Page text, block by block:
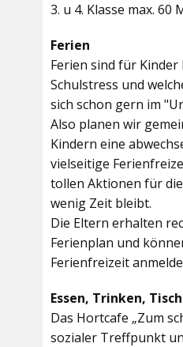
3. u 4. Klasse max. 60
Ferien
Ferien sind für
Schulstress und
sich schon gern im
Also planen wir
Kindern eine
vielseitige
tollen Aktionen für
wenig Zeit bleibt.
Die Eltern erhalten
Ferienplan und
Ferienfreizeit
Essen, Trinken,
Das Hortcafe „Zum
sozialer Treffpunkt